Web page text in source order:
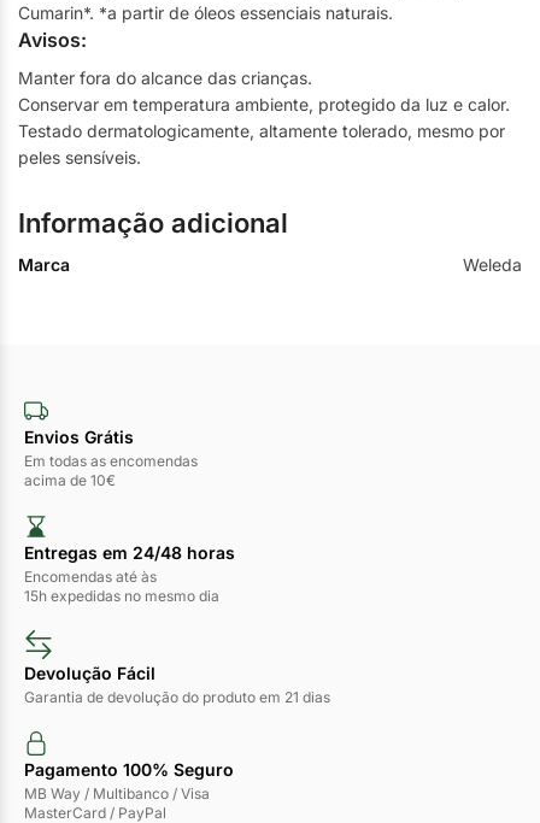
Cumarin*. *a partir de óleos essenciais naturais.
Avisos:
Manter fora do alcance das crianças.
Conservar em temperatura ambiente, protegido da luz e calor.
Testado dermatologicamente, altamente tolerado, mesmo por
peles sensíveis.
Informação adicional
Marca Weleda
Envios Grátis
Em todas as encomendas
acima de 10€
Entregas em 24/48 horas​
Encomendas até às
15h expedidas no mesmo dia
Devolução Fácil
Garantia de devolução do produto em 21 dias
Pagamento 100% Seguro
MB Way / Multibanco / Visa
MasterCard / PayPal